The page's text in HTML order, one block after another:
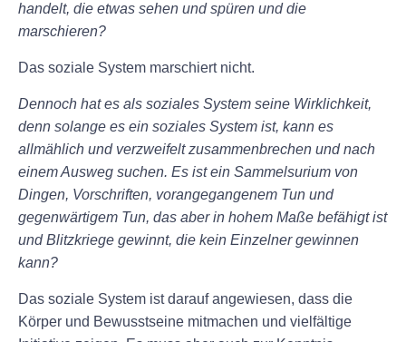
handelt, die etwas sehen und spüren und die
marschieren?
Das soziale System marschiert nicht.
Dennoch hat es als soziales System seine Wirklichkeit,
denn solange es ein soziales System ist, kann es
allmählich und verzweifelt zusammenbrechen und nach
einem Ausweg suchen. Es ist ein Sammelsurium von
Dingen, Vorschriften, vorangegangenem Tun und
gegenwärtigem Tun, das aber in hohem Maße befähigt ist
und Blitzkriege gewinnt, die kein Einzelner gewinnen
kann?
Das soziale System ist darauf angewiesen, dass die
Körper und Bewusstseine mitmachen und vielfältige